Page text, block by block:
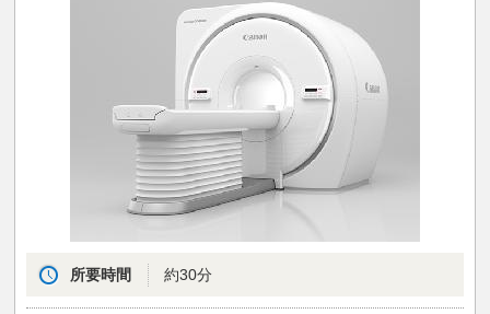
所要時間 約30分